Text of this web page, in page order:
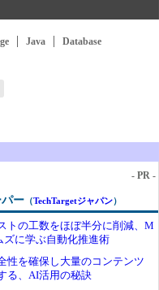
Java Database
- PR -
ー （TechTargetジャパン）
トの工数をほぼ半分に削減、M
ズに学ぶ自動化推進術
性を確保し大量のコンテンツ
る、AI活用の秘訣